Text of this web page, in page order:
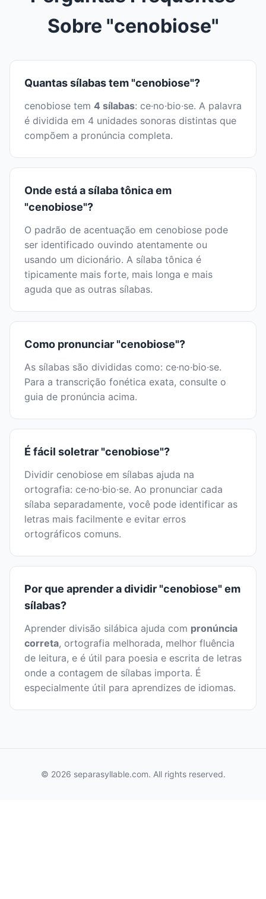
Sobre "cenobiose"
Quantas sílabas tem "cenobiose"?
cenobiose tem 4 sílabas: ce·no·bio·se. A palavra
é dividida em 4 unidades sonoras distintas que
compõem a pronúncia completa.
Onde está a sílaba tônica em
"cenobiose"?
O padrão de acentuação em cenobiose pode
ser identificado ouvindo atentamente ou
usando um dicionário. A sílaba tônica é
tipicamente mais forte, mais longa e mais
aguda que as outras sílabas.
Como pronunciar "cenobiose"?
As sílabas são divididas como: ce·no·bio·se.
Para a transcrição fonética exata, consulte o
guia de pronúncia acima.
É fácil soletrar "cenobiose"?
Dividir cenobiose em sílabas ajuda na
ortografia: ce·no·bio·se. Ao pronunciar cada
sílaba separadamente, você pode identificar as
letras mais facilmente e evitar erros
ortográficos comuns.
Por que aprender a dividir "cenobiose" em
sílabas?
Aprender divisão silábica ajuda com pronúncia
correta, ortografia melhorada, melhor fluência
de leitura, e é útil para poesia e escrita de letras
onde a contagem de sílabas importa. É
especialmente útil para aprendizes de idiomas.
© 2026 separasyllable.com. All rights reserved.